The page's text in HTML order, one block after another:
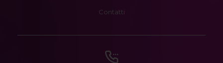
Contatti